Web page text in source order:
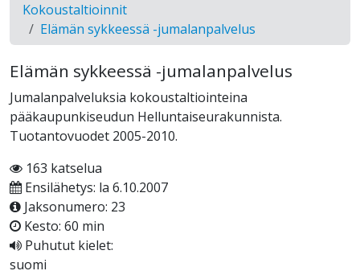
Kokoustaltioinnit
Elämän sykkeessä -jumalanpalvelus
Elämän sykkeessä -jumalanpalvelus
Jumalanpalveluksia kokoustaltiointeina
pääkaupunkiseudun Helluntaiseurakunnista.
Tuotantovuodet 2005-2010.
163 katselua
Ensilähetys: la 6.10.2007
Jaksonumero: 23
Kesto: 60 min
Puhutut kielet:
suomi